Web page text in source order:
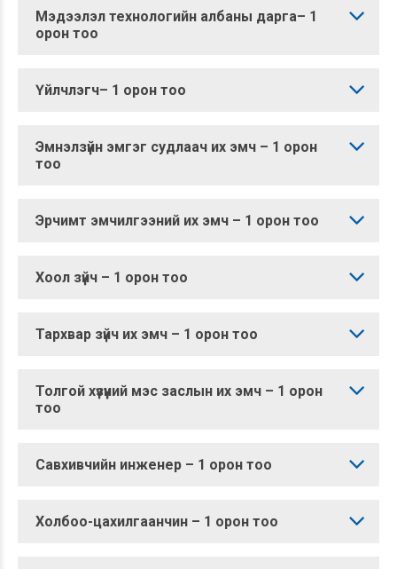
Мэдээлэл технологийн албаны дарга– 1
орон тоо
Үйлчлэгч– 1 орон тоо
Эмнэлзүйн эмгэг судлаач их эмч – 1 орон
тоо
Эрчимт эмчилгээний их эмч – 1 орон тоо
Хоол зүйч – 1 орон тоо
Тархвар зүйч их эмч – 1 орон тоо
Толгой хүзүүний мэс заслын их эмч – 1 орон
тоо
Савхивчийн инженер – 1 орон тоо
Холбоо-цахилгаанчин – 1 орон тоо